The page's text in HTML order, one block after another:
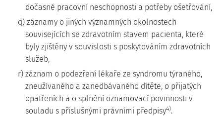
dočasné pracovní neschopnosti a potřeby ošetřování,
q) záznamy o jiných významných okolnostech
souvisejících se zdravotním stavem pacienta, které
byly zjištěny v souvislosti s poskytováním zdravotních
služeb,
r) záznam o podezření lékaře ze syndromu týraného,
zneužívaného a zanedbávaného dítěte, o přijatých
opatřeních a o splnění oznamovací povinnosti v
souladu s příslušnými právními předpisy4).